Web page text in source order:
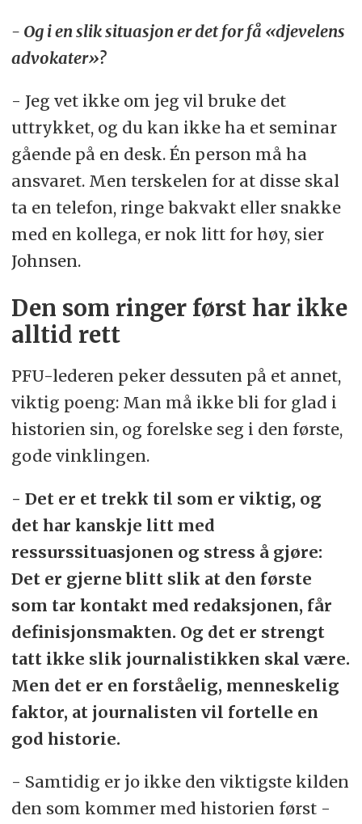
- Og i en slik situasjon er det for få «djevelens
advokater»?
- Jeg vet ikke om jeg vil bruke det
uttrykket, og du kan ikke ha et seminar
gående på en desk. Én person må ha
ansvaret. Men terskelen for at disse skal
ta en telefon, ringe bakvakt eller snakke
med en kollega, er nok litt for høy, sier
Johnsen.
Den som ringer først har ikke
alltid rett
PFU-lederen peker dessuten på et annet,
viktig poeng: Man må ikke bli for glad i
historien sin, og forelske seg i den første,
gode vinklingen.
- Det er et trekk til som er viktig, og
det har kanskje litt med
ressurssituasjonen og stress å gjøre:
Det er gjerne blitt slik at den første
som tar kontakt med redaksjonen, får
definisjonsmakten. Og det er strengt
tatt ikke slik journalistikken skal være.
Men det er en forståelig, menneskelig
faktor, at journalisten vil fortelle en
god historie.
- Samtidig er jo ikke den viktigste kilden
den som kommer med historien først -